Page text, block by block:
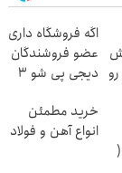
اگه فروشگاه داری
عضو فروشندگان
دیجی پی شو 3
خرید مطمئن
انواع آهن و فولاد